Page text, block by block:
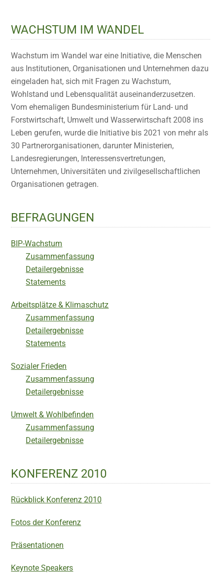
WACHSTUM IM WANDEL
Wachstum im Wandel war eine Initiative, die Menschen
aus Institutionen, Organisationen und Unternehmen dazu
eingeladen hat, sich mit Fragen zu Wachstum,
Wohlstand und Lebensqualität auseinanderzusetzen.
Vom ehemaligen Bundesministerium für Land- und
Forstwirtschaft, Umwelt und Wasserwirtschaft 2008 ins
Leben gerufen, wurde die Initiative bis 2021 von mehr als
30 Partnerorganisationen, darunter Ministerien,
Landesregierungen, Interessensvertretungen,
Unternehmen, Universitäten und zivilgesellschaftlichen
Organisationen getragen.
BEFRAGUNGEN
BIP-Wachstum
Zusammenfassung
Detailergebnisse
Statements
Arbeitsplätze & Klimaschutz
Zusammenfassung
Detailergebnisse
Statements
Sozialer Frieden
Zusammenfassung
Detailergebnisse
Umwelt & Wohlbefinden
Zusammenfassung
Detailergebnisse
KONFERENZ 2010
Rückblick Konferenz 2010
Fotos der Konferenz
Präsentationen
Keynote Speakers